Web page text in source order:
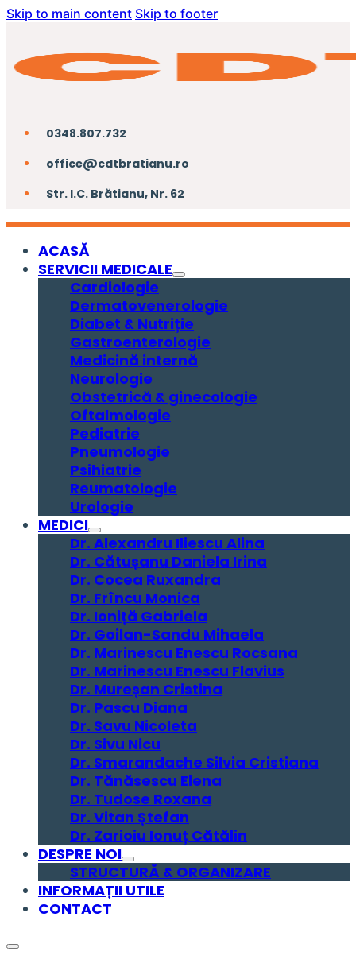
Skip to main content Skip to footer
0348.807.732
office@cdtbratianu.ro
Str. I.C. Brătianu, Nr. 62
ACASĂ
SERVICII MEDICALE
Cardiologie
Dermatovenerologie
Diabet & Nutriție
Gastroenterologie
Medicină internă
Neurologie
Obstetrică & ginecologie
Oftalmologie
Pediatrie
Pneumologie
Psihiatrie
Reumatologie
Urologie
MEDICI
Dr. Alexandru Iliescu Alina
Dr. Cătușanu Daniela Irina
Dr. Cocea Ruxandra
Dr. Frîncu Monica
Dr. Ioniță Gabriela
Dr. Goilan-Sandu Mihaela
Dr. Marinescu Enescu Rocsana
Dr. Marinescu Enescu Flavius
Dr. Mureșan Cristina
Dr. Pascu Diana
Dr. Savu Nicoleta
Dr. Sivu Nicu
Dr. Smarandache Silvia Cristiana
Dr. Tănăsescu Elena
Dr. Tudose Roxana
Dr. Vitan Ștefan
Dr. Zarioiu Ionuț Cătălin
DESPRE NOI
STRUCTURĂ & ORGANIZARE
INFORMAȚII UTILE
CONTACT